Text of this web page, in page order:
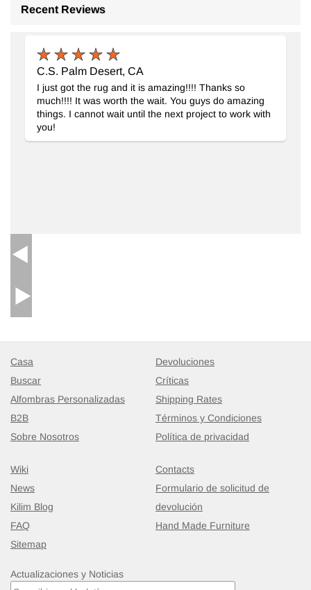
60 cm x 150 cm
$333
Recent Reviews
C.S. Palm Desert, CA
I just got the rug and it is amazing!!!! Thanks so
much!!!! It was worth the wait. You guys do amazing
things. I cannot wait until the next project to work with
you!
Casa
Buscar
Alfombras Personalizadas
B2B
Sobre Nosotros
Devoluciones
Críticas
Shipping Rates
Términos y Condiciones
Política de privacidad
Wiki
News
Kilim Blog
FAQ
Sitemap
Contacts
Formulario de solicitud de
devolución
Hand Made Furniture
Actualizaciones y Noticias